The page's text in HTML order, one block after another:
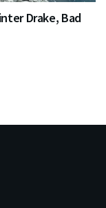
Drake, Bad